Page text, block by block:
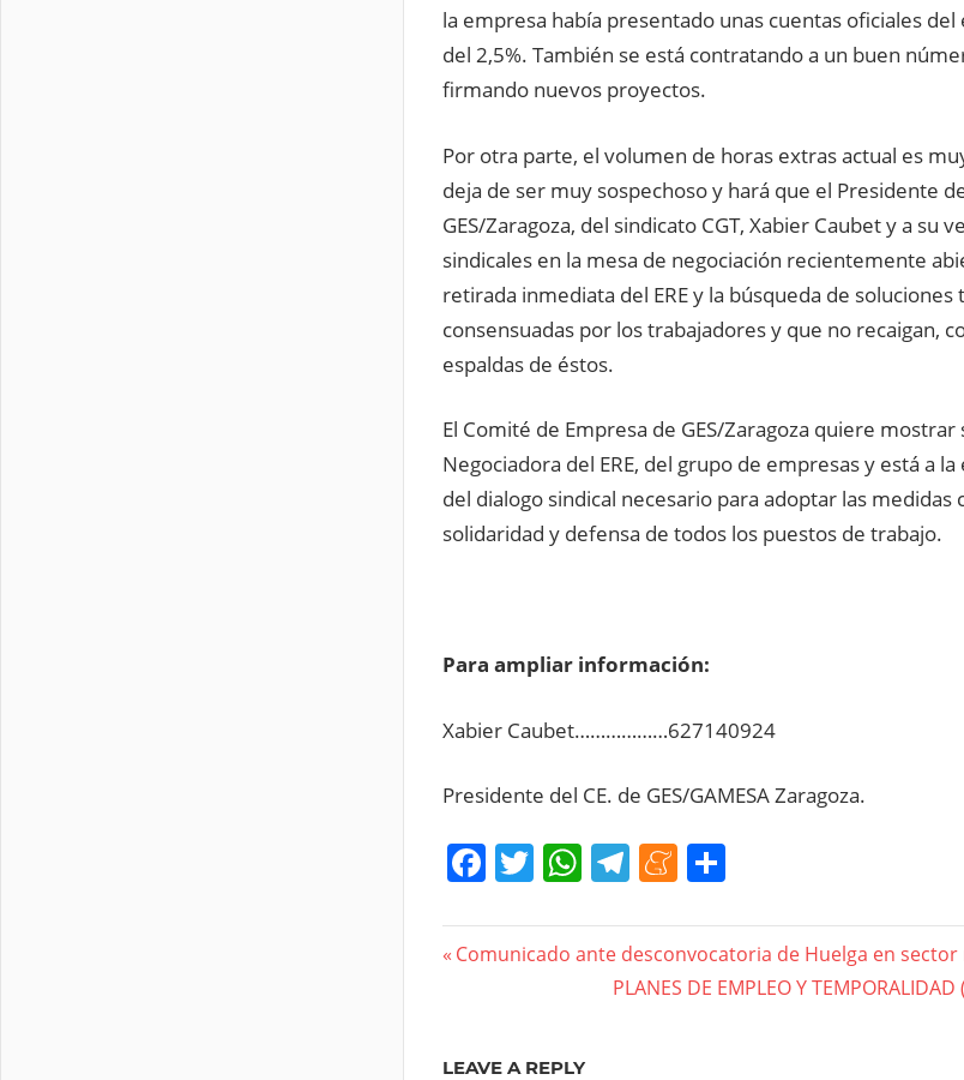
la empresa había presentado unas cuentas oficiales
del 2,5%. También se está contratando a un buen
firmando nuevos proyectos.
Por otra parte, el volumen de horas extras actual es
deja de ser muy sospechoso y hará que el Presidente
GES/Zaragoza, del sindicato CGT, Xabier Caubet y a su
sindicales en la mesa de negociación recientemente
retirada inmediata del ERE y la búsqueda de
consensuadas por los trabajadores y que no recaigan,
espaldas de éstos.
El Comité de Empresa de GES/Zaragoza quiere mostrar
Negociadora del ERE, del grupo de empresas y está a
del dialogo sindical necesario para adoptar las medidas
solidaridad y defensa de todos los puestos de trabajo.
Para ampliar información:
Xabier Caubet………………627140924
Presidente del CE. de GES/GAMESA Zaragoza.
Facebook
Twitter
WhatsApp
Telegram
Meneame
Navegación
entradas
Previous
Comunicado ante desconvocatoria de Huelga en sector
Next
PLANES DE EMPLEO Y
LEAVE A REPLY